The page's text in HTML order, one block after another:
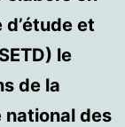
et
le
de la
national des